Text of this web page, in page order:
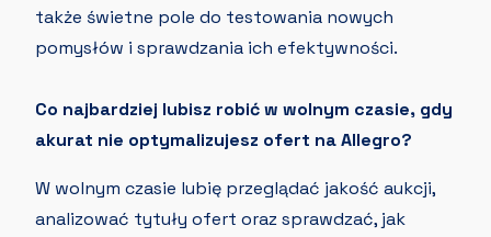
także świetne pole do testowania nowych
pomysłów i sprawdzania ich efektywności.
Co najbardziej lubisz robić w wolnym czasie, gdy
akurat nie optymalizujesz ofert na Allegro?
W wolnym czasie lubię przeglądać jakość aukcji,
analizować tytuły ofert oraz sprawdzać, jak